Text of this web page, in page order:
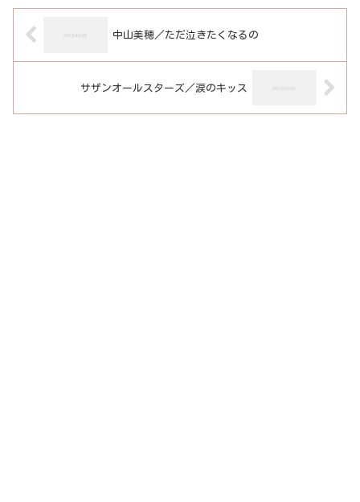
中山美穂／ただ泣きたくなるの
サザンオールスターズ／涙のキッス